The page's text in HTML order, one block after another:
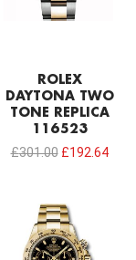
ROLEX
DAYTONA TWO
TONE REPLICA
116523
£301.00 £192.64